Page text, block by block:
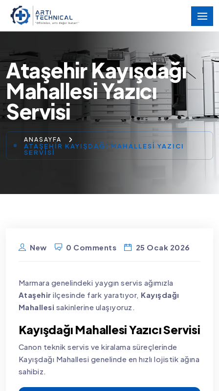
Ataşehir Kayışdağı
Mahallesi Yazıcı
Servisi
ANASAYFA
ATAŞEHIR KAYIŞDAĞI MAHALLESI YAZICI
SERVISI
New 0 Comments 25 Ocak 2026
Marmara genelindeki yaygın servis ağımızla
Ataşehir ilçesinde fark yaratıyor, Kayışdağı
Mahallesi sakinlerine ulaşıyoruz.
Kayışdağı Mahallesi Yazıcı Servisi
Canon teknik servis ve kiralama süreçlerinde
Kayışdağı Mahallesi genelinde en hızlı lojistik ağına
sahibiz.